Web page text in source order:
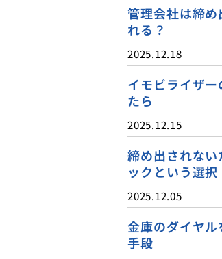
管理会社は締め
れる？
2025.12.18
イモビライザ
たら
2025.12.15
締め出されな
ックという選択
2025.12.05
金庫のダイヤ
手段